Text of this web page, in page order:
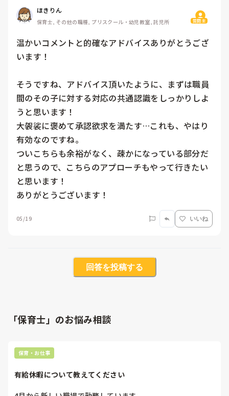
ほきりん
保育士, その他の職種, プリスクール・幼児教室, 託児所 質問主
温かいコメントと的確なアドバイスありがとうござ
います！
そうですね、アドバイス頂いたように、まずは職員
間のその子に対する対応の共通認識をしっかりしよ
うと思います！
大袈裟に褒めて承認欲求を満たす…これも、やはり
有効なのですね。
ついこちらも余裕がなく、疎かになっている部分だ
と思うので、こちらのアプローチもやって行きたい
と思います！
ありがとうございます！
05/19 いいね
回答を投稿する
「保育士」のお悩み相談
保育・お仕事
有給休暇について教えてください